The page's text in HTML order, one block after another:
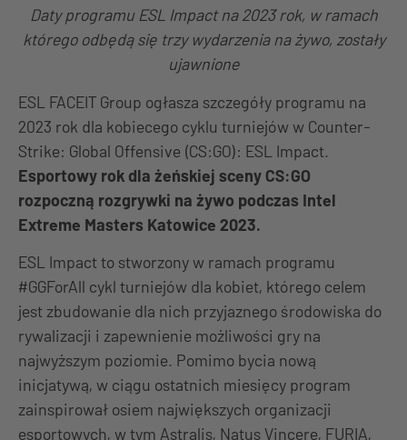
Daty programu ESL Impact na 2023 rok, w ramach
którego odbędą się trzy wydarzenia na żywo, zostały
ujawnione
ESL FACEIT Group ogłasza szczegóły programu na
2023 rok dla kobiecego cyklu turniejów w Counter-
Strike: Global Offensive (CS:GO): ESL Impact.
Esportowy rok dla żeńskiej sceny CS:GO
rozpoczną rozgrywki na żywo podczas Intel
Extreme Masters Katowice 2023.
ESL Impact to stworzony w ramach programu
#GGForAll cykl turniejów dla kobiet, którego celem
jest zbudowanie dla nich przyjaznego środowiska do
rywalizacji i zapewnienie możliwości gry na
najwyższym poziomie. Pomimo bycia nową
inicjatywą, w ciągu ostatnich miesięcy program
zainspirował osiem największych organizacji
esportowych, w tym Astralis, Natus Vincere, FURIA,